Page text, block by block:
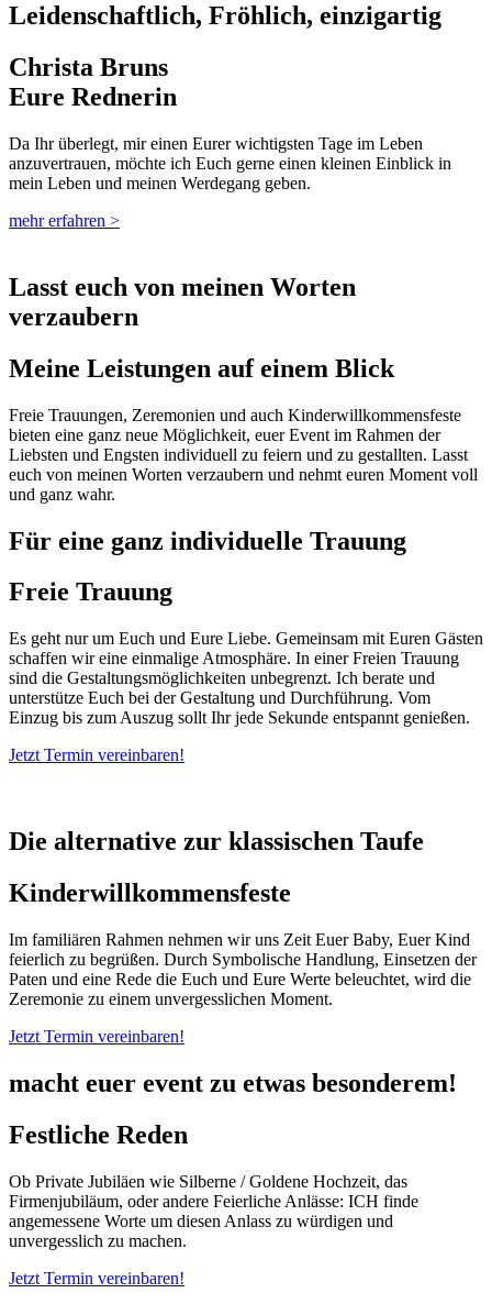
Leidenschaftlich, Fröhlich, einzigartig
Christa Bruns
Eure Rednerin
Da Ihr überlegt, mir einen Eurer wichtigsten Tage im Leben
anzuvertrauen, möchte ich Euch gerne einen kleinen Einblick in
mein Leben und meinen Werdegang geben.
mehr erfahren >
Lasst euch von meinen Worten
verzaubern
Meine Leistungen auf einem Blick
Freie Trauungen, Zeremonien und auch Kinderwillkommensfeste
bieten eine ganz neue Möglichkeit, euer Event im Rahmen der
Liebsten und Engsten individuell zu feiern und zu gestallten. Lasst
euch von meinen Worten verzaubern und nehmt euren Moment voll
und ganz wahr.
Für eine ganz individuelle Trauung
Freie Trauung
Es geht nur um Euch und Eure Liebe. Gemeinsam mit Euren Gästen
schaffen wir eine einmalige Atmosphäre. In einer Freien Trauung
sind die Gestaltungsmöglichkeiten unbegrenzt. Ich berate und
unterstütze Euch bei der Gestaltung und Durchführung. Vom
Einzug bis zum Auszug sollt Ihr jede Sekunde entspannt genießen.
Jetzt Termin vereinbaren!
Die alternative zur klassischen Taufe
Kinderwillkommensfeste
Im familiären Rahmen nehmen wir uns Zeit Euer Baby, Euer Kind
feierlich zu begrüßen. Durch Symbolische Handlung, Einsetzen der
Paten und eine Rede die Euch und Eure Werte beleuchtet, wird die
Zeremonie zu einem unvergesslichen Moment.
Jetzt Termin vereinbaren!
macht euer event zu etwas besonderem!
Festliche Reden
Ob Private Jubiläen wie Silberne / Goldene Hochzeit, das
Firmenjubiläum, oder andere Feierliche Anlässe: ICH finde
angemessene Worte um diesen Anlass zu würdigen und
unvergesslich zu machen.
Jetzt Termin vereinbaren!